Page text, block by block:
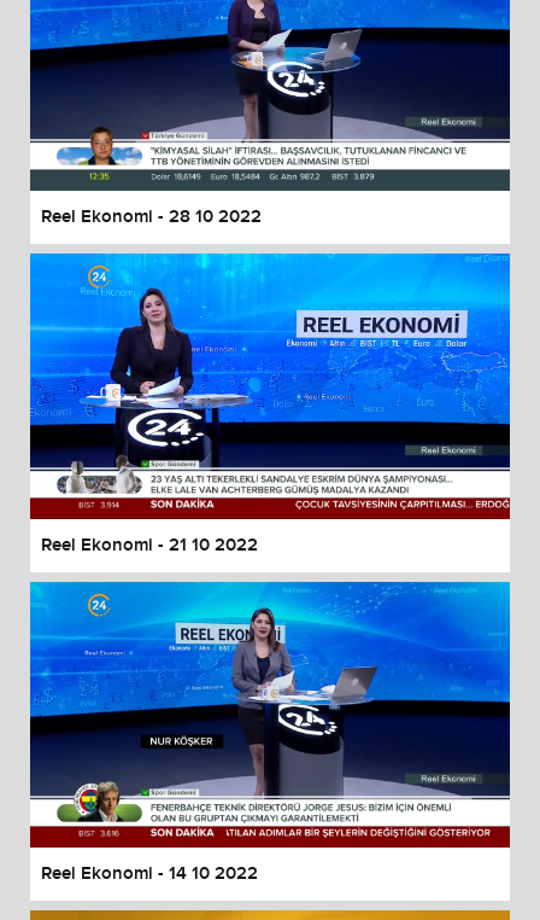
Reel Ekonomi - 28 10 2022
Reel Ekonomi - 21 10 2022
Reel Ekonomi - 14 10 2022